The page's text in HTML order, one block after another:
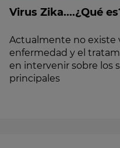
Virus Zika....¿Qué
Actualmente no existe
enfermedad y el
en intervenir sobre los
principales